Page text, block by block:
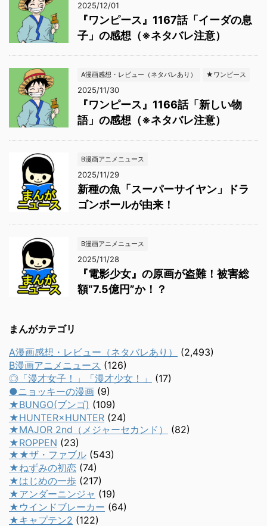
2025/12/01
『ワンピース』1167話「イーダの息
子」の感想（※ネタバレ注意）
A漫画感想・レビュー（ネタバレあり） ★ワンピース
2025/11/30
『ワンピース』1166話「新しい物
語」の感想（※ネタバレ注意）
B漫画アニメニュース
2025/11/29
新種の魚「スーパーサイヤン」ドラ
ゴンボールが由来！
B漫画アニメニュース
2025/11/28
『電影少女』の原画が盗難！被害総
額“7.5億円”か！？
まんがカテゴリ
A漫画感想・レビュー（ネタバレあり）
(2,493)
B漫画アニメニュース (126)
◎「漫才女子！」「漫才少女！」
(17)
●ニョッキーの漫画 (9)
★BUNGO(ブンゴ) (109)
★HUNTER×HUNTER (24)
★MAJOR 2nd（メジャーセカンド）
(82)
★ROPPEN (23)
★★ザ・ファブル (543)
★ねずみの初恋 (74)
★はじめの一歩 (217)
★アンダーニンジャ (19)
★ウインドブレーカー (64)
★キャプテン2 (122)